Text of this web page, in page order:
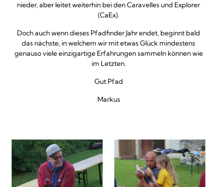
nieder, aber leitet weiterhin bei den Caravelles und Explorer
(CaEx).
Doch auch wenn dieses Pfadfinder Jahr endet, beginnt bald
das nächste, in welchem wir mit etwas Glück mindestens
genauso viele einzigartige Erfahrungen sammeln können wie
im Letzten.
Gut Pfad
Markus